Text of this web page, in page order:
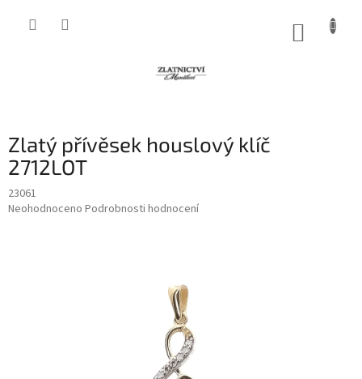
Zlatý přívěsek houslový klíč
2712LOT
23061
Průměrné
Neohodnoceno Podrobnosti hodnocení